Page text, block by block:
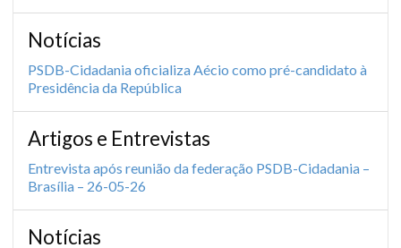
Notícias
PSDB-Cidadania oficializa Aécio como pré-candidato à
Presidência da República
Artigos e Entrevistas
Entrevista após reunião da federação PSDB-Cidadania –
Brasília – 26-05-26
Notícias